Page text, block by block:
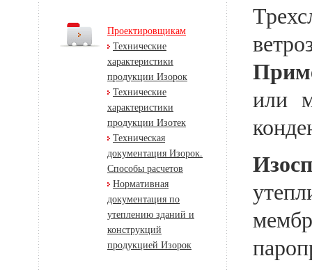
Проектировщикам
Технические
характеристики
продукции Изорок
Технические
характеристики
продукции Изотек
Техническая
документация Изорок.
Способы расчетов
Нормативная
документация по
утеплению зданий и
конструкций
продукцией Изорок
или